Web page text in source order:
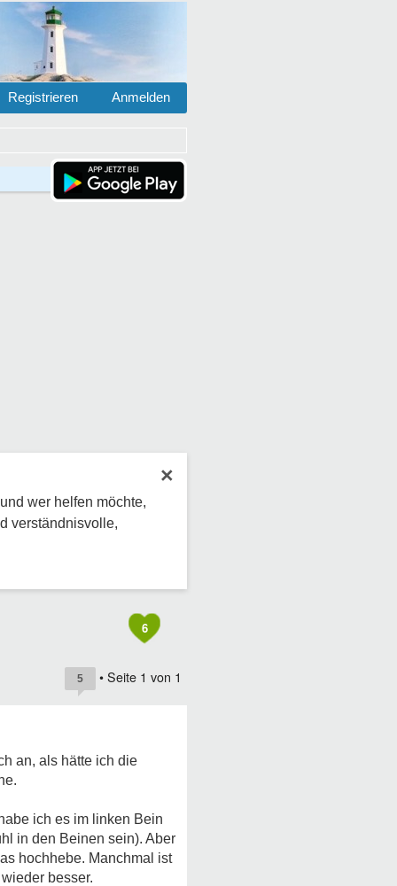
Anmelden
Registrieren
×
wer helfen möchte,
verständnisvolle,
6
5 • Seite 1 von 1
an, als hätte ich die
ich es im linken Bein
in den Beinen sein). Aber
hochhebe. Manchmal ist
besser.